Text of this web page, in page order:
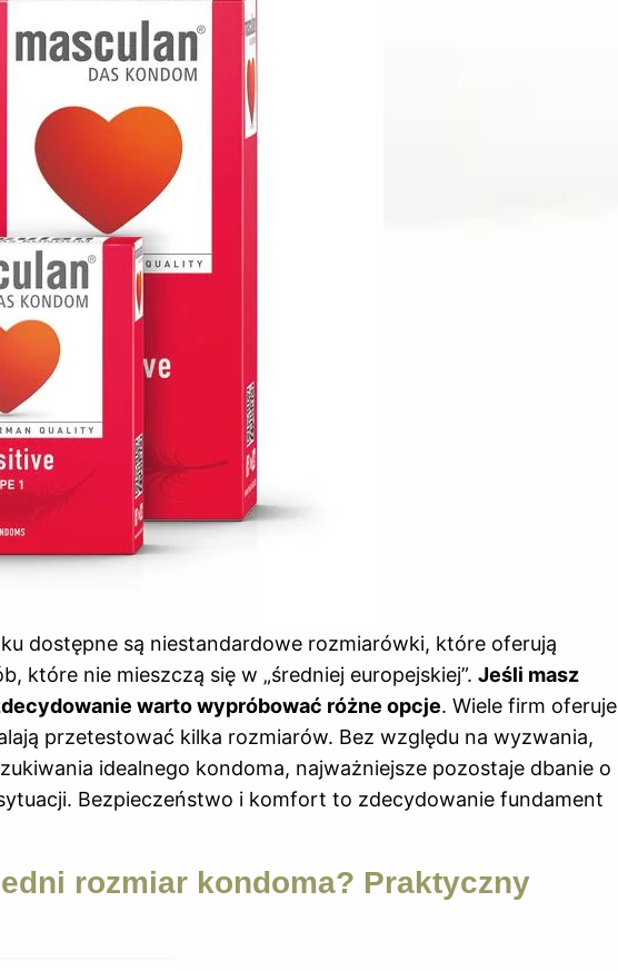
dostępne są niestandardowe rozmiarówki, które oferują
które nie mieszczą się w „średniej europejskiej”. Jeśli masz
warto wypróbować różne opcje. Wiele firm oferuje
przetestować kilka rozmiarów. Bez względu na wyzwania,
idealnego kondoma, najważniejsze pozostaje dbanie o
Bezpieczeństwo i komfort to zdecydowanie fundament
rozmiar kondoma? Praktyczny